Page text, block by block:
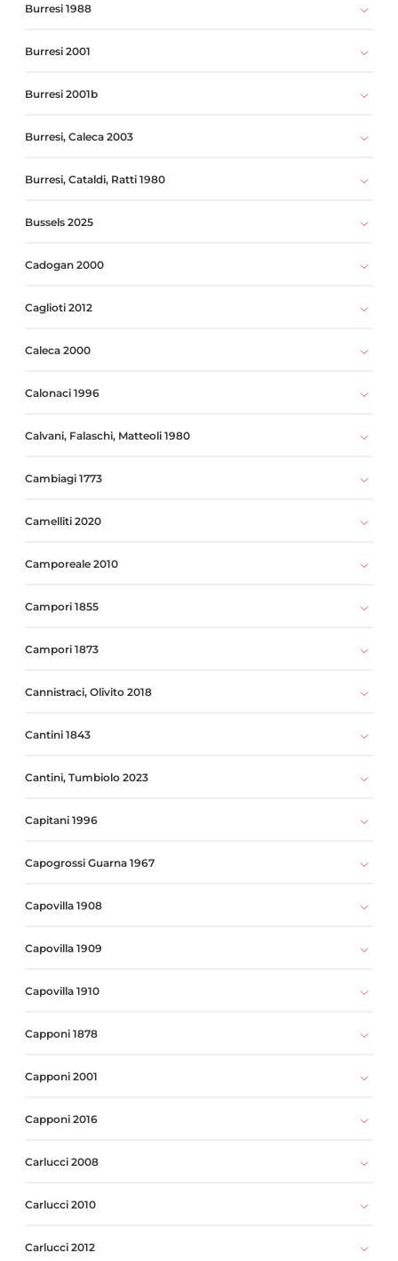
Burresi 1988
Burresi 2001
Burresi 2001b
Burresi, Caleca 2003
Burresi, Cataldi, Ratti 1980
Bussels 2025
Cadogan 2000
Caglioti 2012
Caleca 2000
Calonaci 1996
Calvani, Falaschi, Matteoli 1980
Cambiagi 1773
Camelliti 2020
Camporeale 2010
Campori 1855
Campori 1873
Cannistraci, Olivito 2018
Cantini 1843
Cantini, Tumbiolo 2023
Capitani 1996
Capogrossi Guarna 1967
Capovilla 1908
Capovilla 1909
Capovilla 1910
Capponi 1878
Capponi 2001
Capponi 2016
Carlucci 2008
Carlucci 2010
Carlucci 2012